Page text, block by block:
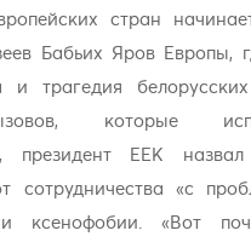
стран
Бабьих Яров Европы,
и трагедия
которые
президент ЕЕК
сотрудничества «с
ксенофобии. «Вот